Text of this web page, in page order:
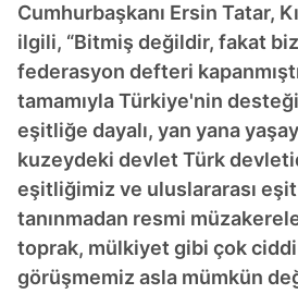
Cumhurbaşkanı Ersin Tatar,
ilgili, “Bitmiş değildir, fakat
federasyon defteri
tamamıyla Türkiye'nin
eşitliğe dayalı, yan yana
kuzeydeki devlet Türk
eşitliğimiz ve uluslararası
tanınmadan resmi
toprak, mülkiyet gibi çok ciddi
görüşmemiz asla mümkün